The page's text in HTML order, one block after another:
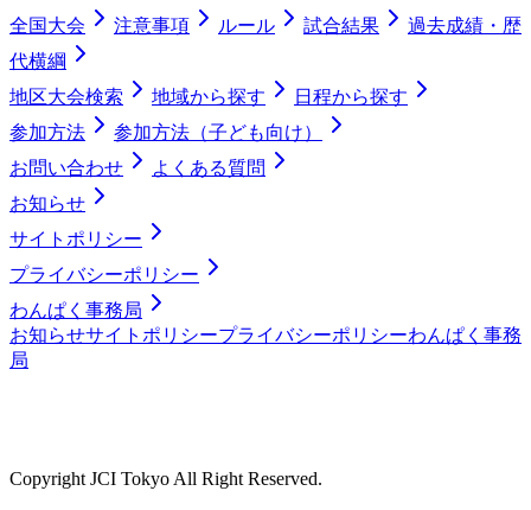
全国大会
注意事項 ルール 試合結果
過去成績・歴
代横綱
地区大会検索
地域から探す
日程から探す
参加方法
参加方法（子ども向け）
お問い合わせ
よくある質問
お知らせ
サイトポリシー
プライバシーポリシー
わんぱく事務局
お知らせサイトポリシープライバシーポリシーわんぱく事務
局
Copyright JCI Tokyo All Right Reserved.